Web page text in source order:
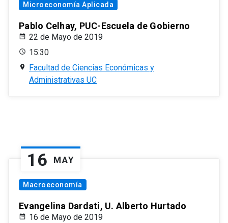
Microeconomía Aplicada
Pablo Celhay, PUC-Escuela de Gobierno
22 de Mayo de 2019
15:30
Facultad de Ciencias Económicas y
Administrativas UC
16 MAY
Macroeconomía
Evangelina Dardati, U. Alberto Hurtado
16 de Mayo de 2019